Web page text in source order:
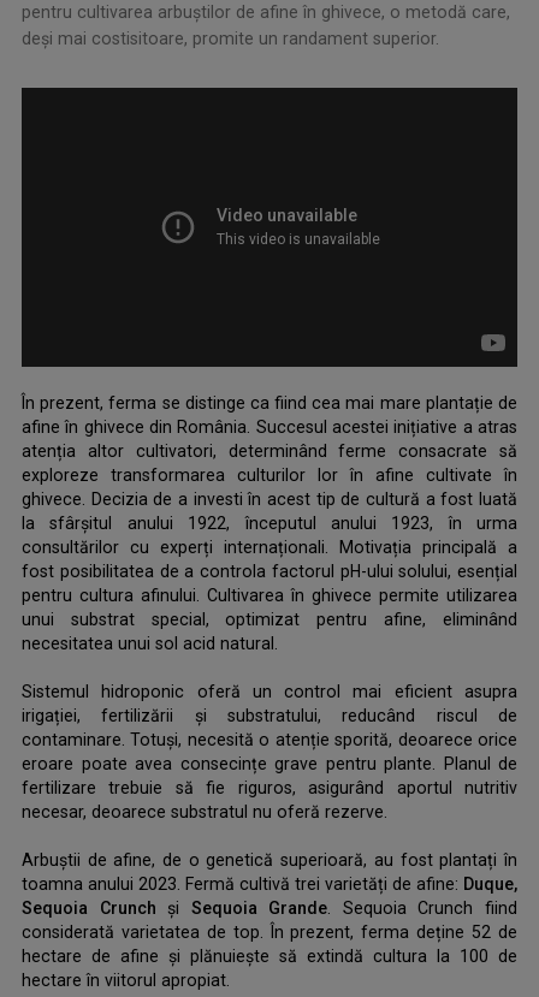
pentru cultivarea arbuștilor de afine în ghivece, o metodă care,
deși mai costisitoare, promite un randament superior.
În prezent, ferma se distinge ca fiind cea mai mare plantație de
afine în ghivece din România. Succesul acestei inițiative a atras
atenția altor cultivatori, determinând ferme consacrate să
exploreze transformarea culturilor lor în afine cultivate în
ghivece. Decizia de a investi în acest tip de cultură a fost luată
la sfârșitul anului 1922, începutul anului 1923, în urma
consultărilor cu experți internaționali. Motivația principală a
fost posibilitatea de a controla factorul pH-ului solului, esențial
pentru cultura afinului. Cultivarea în ghivece permite utilizarea
unui substrat special, optimizat pentru afine, eliminând
necesitatea unui sol acid natural.
Sistemul hidroponic oferă un control mai eficient asupra
irigației, fertilizării și substratului, reducând riscul de
contaminare. Totuși, necesită o atenție sporită, deoarece orice
eroare poate avea consecințe grave pentru plante. Planul de
fertilizare trebuie să fie riguros, asigurând aportul nutritiv
necesar, deoarece substratul nu oferă rezerve.
Arbuștii de afine, de o genetică superioară, au fost plantați în
toamna anului 2023. Fermă cultivă trei varietăți de afine: Duque,
Sequoia Crunch și Sequoia Grande . Sequoia Crunch fiind
considerată varietatea de top. În prezent, ferma deține 52 de
hectare de afine și plănuiește să extindă cultura la 100 de
hectare în viitorul apropiat.